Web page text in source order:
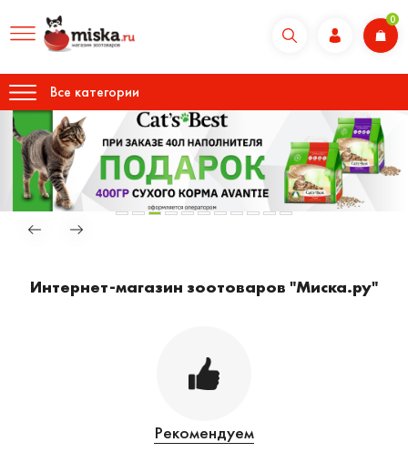
0
Все категории
Интернет-магазин зоотоваров "Миска.ру"
Рекомендуем